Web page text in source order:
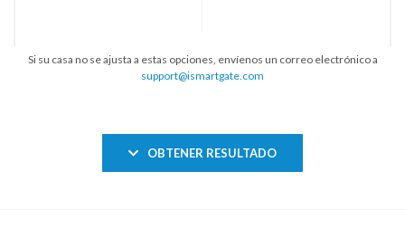
Si su casa no se ajusta a estas opciones, envíenos un correo electrónico a
support@ismartgate.com
OBTENER RESULTADO